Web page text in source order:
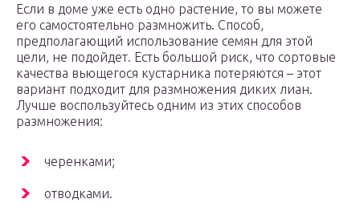
Если в доме уже есть одно растение, то вы можете
его самостоятельно размножить. Способ,
предполагающий использование семян для этой
цели, не подойдет. Есть большой риск, что сортовые
качества вьющегося кустарника потеряются – этот
вариант подходит для размножения диких лиан.
Лучше воспользуйтесь одним из этих способов
размножения:
черенками;
отводками.